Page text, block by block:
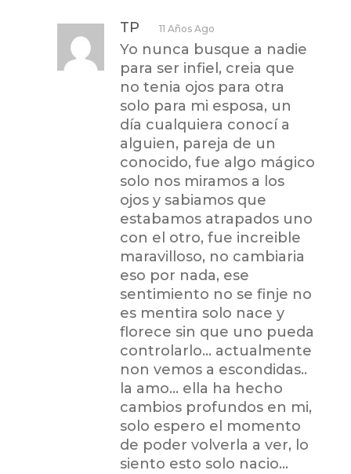
TP 11 Años Ago
Yo nunca busque a nadie
para ser infiel, creia que
no tenia ojos para otra
solo para mi esposa, un
día cualquiera conocí a
alguien, pareja de un
conocido, fue algo mágico
solo nos miramos a los
ojos y sabiamos que
estabamos atrapados uno
con el otro, fue increible
maravilloso, no cambiaria
eso por nada, ese
sentimiento no se finje no
es mentira solo nace y
florece sin que uno pueda
controlarlo… actualmente
non vemos a escondidas..
la amo… ella ha hecho
cambios profundos en mi,
solo espero el momento
de poder volverla a ver, lo
siento esto solo nacio…